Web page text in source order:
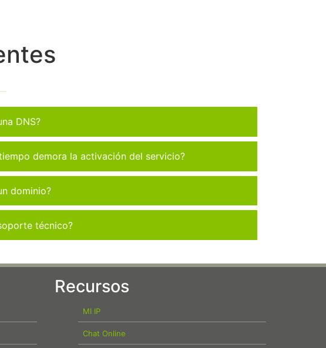
DNS?
demora la activación del servicio?
dominio?
técnico?
Recursos
MI IP
Chat Online